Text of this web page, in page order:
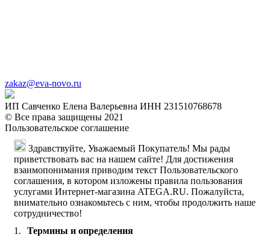
zakaz@eva-novo.ru
ИП Савченко Елена Валерьевна ИНН 231510768678
© Все права защищены 2021
Пользовательское соглашение
Здравствуйте, Уважаемый Покупатель! Мы рады
приветствовать вас на нашем сайте! Для достижения
взаимопонимания приводим текст Пользовательского
соглашения, в котором изложены правила пользования
услугами Интернет-магазина ATEGA.RU. Пожалуйста,
внимательно ознакомьтесь с ним, чтобы продолжить наше
сотрудничество!
Термины и определения